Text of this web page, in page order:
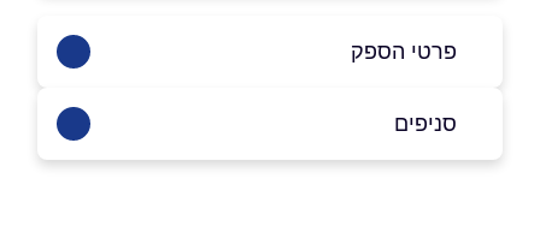
פרטי הספק
סניפים